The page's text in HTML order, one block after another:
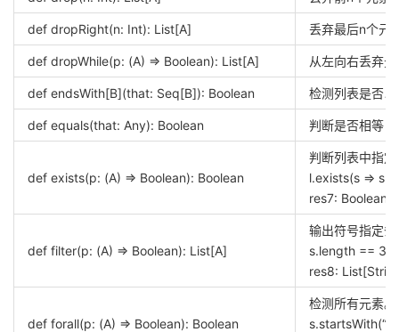
def dropRight(n: Int): List[A] 丢弃最后n个元
def dropWhile(p: (A) => Boolean): List[A] 从左向右丢弃
def endsWith[B](that: Seq[B]): Boolean 检测列表是否
def equals(that: Any): Boolean 判断是否相等
def exists(p: (A) => Boolean): Boolean
判断列表中指
l.exists(s => s
res7: Boolean
def filter(p: (A) => Boolean): List[A]
输出符号指定
s.length == 3)
res8:
def forall(p: (A) => Boolean): Boolean
检测所有元素